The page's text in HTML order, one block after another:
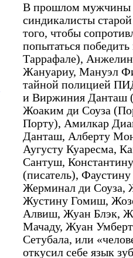
В прошлом мужчины
синдикалисты
того, чтобы
попытаться
Таррафале),
Жануариу, Мануэл
тайной полицией
и Виржиния Данташ
Жоаким ди Соуза
Порту), Амилкар
Данташ, Алберту
Аугусту Куаресма,
Сантуш,
(писатель),
Жерминал ди Соуза,
Жустину Гомиш,
Алвиш, Жуан Блэк,
Мачаду, Жуан
Сетубала, или
откусил себе язык